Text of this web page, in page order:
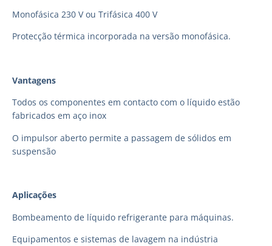
Monofásica 230 V ou Trifásica 400 V
Protecção térmica incorporada na versão monofásica.
Vantagens
Todos os componentes em contacto com o líquido estão
fabricados em aço inox
O impulsor aberto permite a passagem de sólidos em
suspensão
Aplicações
Bombeamento de líquido refrigerante para máquinas.
Equipamentos e sistemas de lavagem na indústria